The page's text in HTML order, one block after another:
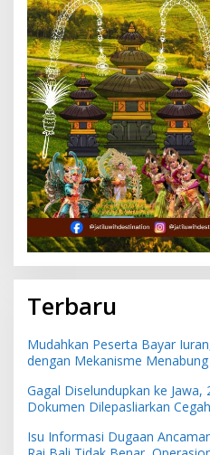
Terbaru
Mudahkan Peserta Bayar
dengan Mekanisme Menabung
Gagal Diselundupkan ke
Dokumen Dilepasliarkan
Isu Informasi Dugaan